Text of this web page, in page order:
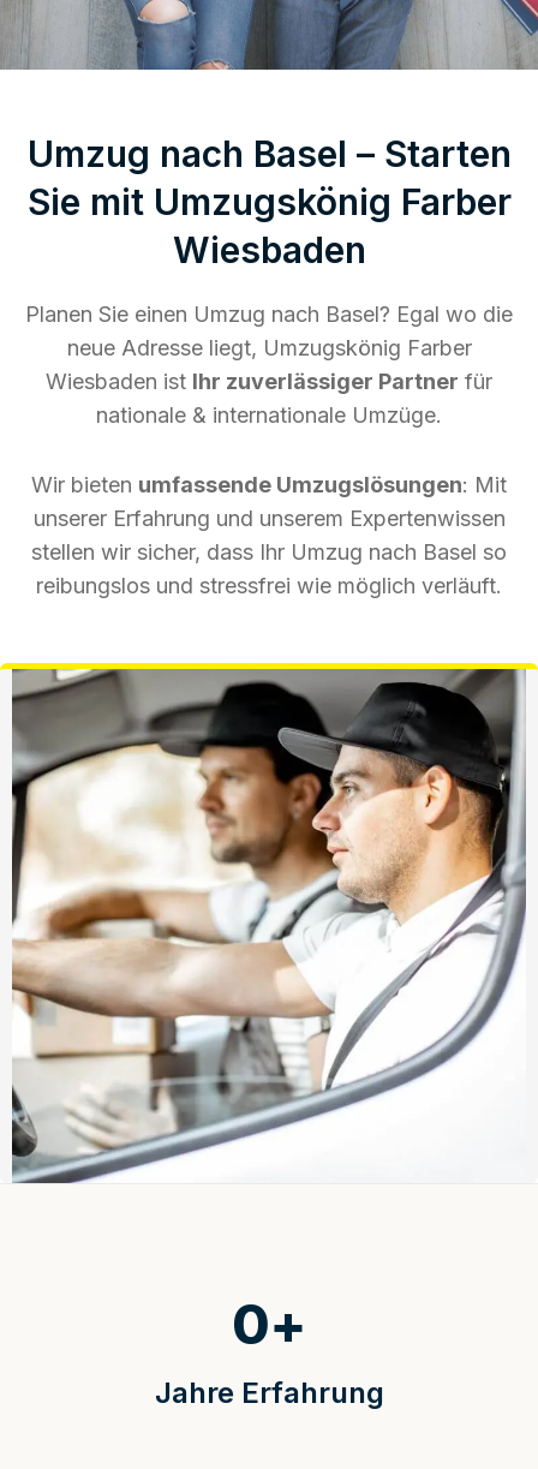
Umzug nach Basel – Starten
Sie mit Umzugskönig Farber
Wiesbaden
Planen Sie einen Umzug nach Basel? Egal wo die
neue Adresse liegt, Umzugskönig Farber
Wiesbaden ist Ihr zuverlässiger Partner für
nationale & internationale Umzüge.
Wir bieten umfassende Umzugslösungen: Mit
unserer Erfahrung und unserem Expertenwissen
stellen wir sicher, dass Ihr Umzug nach Basel so
reibungslos und stressfrei wie möglich verläuft.
Jahre Erfahrung
0+